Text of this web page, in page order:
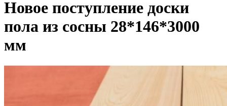
Новое поступление доски
пола из сосны 28*146*3000
мм